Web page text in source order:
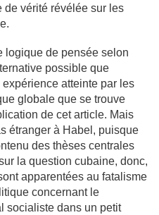
de vérité révélée sur les
logique de pensée selon
possible que
atteinte par les
globale que se trouve
de cet article. Mais
étranger à Habel, puisque
des thèses centrales
la question cubaine, donc,
apparentées au fatalisme
concernant le
socialiste dans un petit